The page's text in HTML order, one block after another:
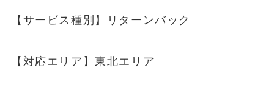
【サービス種別】リターンバック
【対応エリア】東北エリア